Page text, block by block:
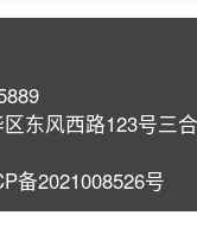
东风西路123号三
备2021008526号